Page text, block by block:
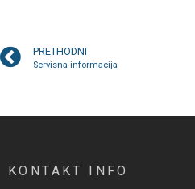
PRETHODNI
Servisna informacija
KONTAKT INFO